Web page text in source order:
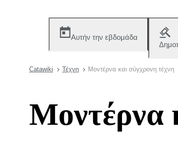
Αυτήν την εβδομάδα
Catawiki Τέχνη Μοντέρνα και σύγχρονη τέχνη
Μοντέρνα